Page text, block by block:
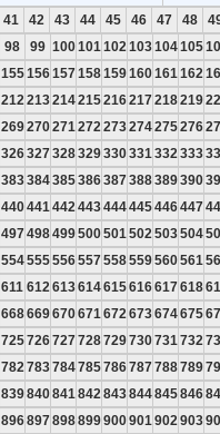
41 42 43 44 45 46 47 48
98 99 100101 102 103104105
155156157158159160161 162
212 213214215216217218219
269270271 272 273274275276
326327328329330331 332 333
383384385386387388389390
440441 442 443444445446447
497498499500501 502 503504
554555556557558559560561
611 612 613614615616617618
668669670671 672 673674675
725726727728729730731 732
782 783784785786787788789
839840841 842 843844845846
896897898899900901 902 903